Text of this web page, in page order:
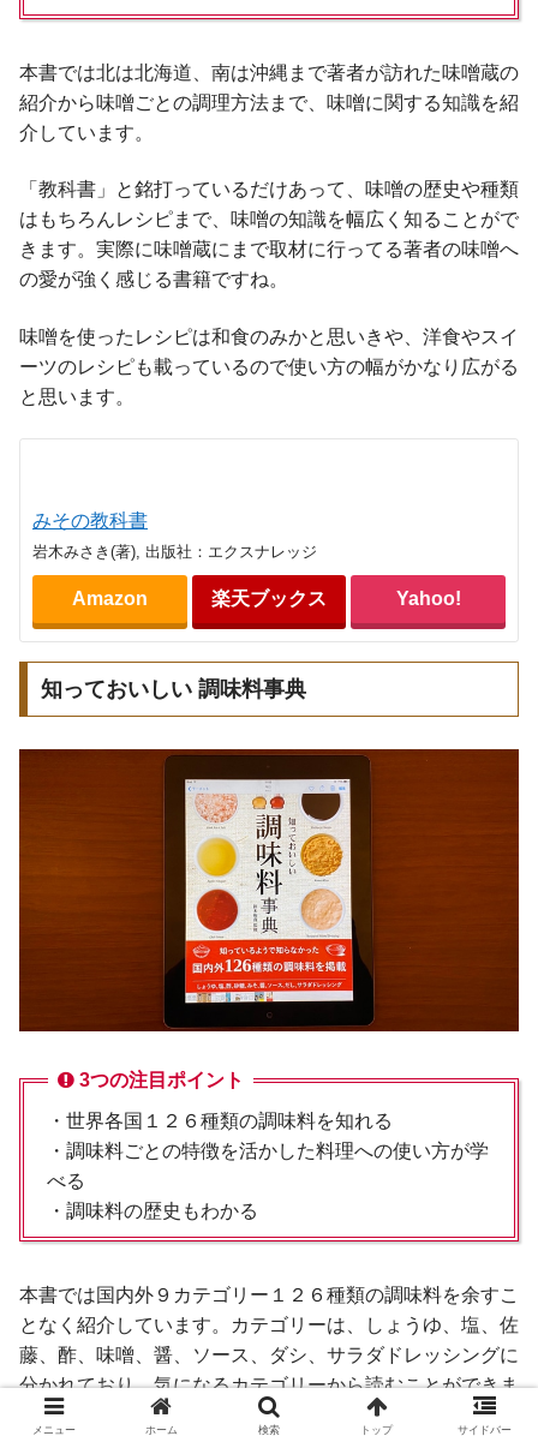
本書では北は北海道、南は沖縄まで著者が訪れた味噌蔵の
紹介から味噌ごとの調理方法まで、味噌に関する知識を紹
介しています。
「教科書」と銘打っているだけあって、味噌の歴史や種類
はもちろんレシピまで、味噌の知識を幅広く知ることがで
きます。実際に味噌蔵にまで取材に行ってる著者の味噌へ
の愛が強く感じる書籍ですね。
味噌を使ったレシピは和食のみかと思いきや、洋食やスイ
ーツのレシピも載っているので使い方の幅がかなり広がる
と思います。
みその教科書
岩木みさき(著), 出版社：エクスナレッジ
Amazon 楽天ブックス Yahoo!
知っておいしい 調味料事典
3つの注目ポイント
・世界各国１２６種類の調味料を知れる
・調味料ごとの特徴を活かした料理への使い方が学
べる
・調味料の歴史もわかる
本書では国内外９カテゴリー１２６種類の調味料を余すこ
となく紹介しています。カテゴリーは、しょうゆ、塩、佐
藤、酢、味噌、醤、ソース、ダシ、サラダドレッシングに
分かれており、気になるカテゴリーから読むことができま
す。
メニュー ホーム 検索 トップ サイドバー